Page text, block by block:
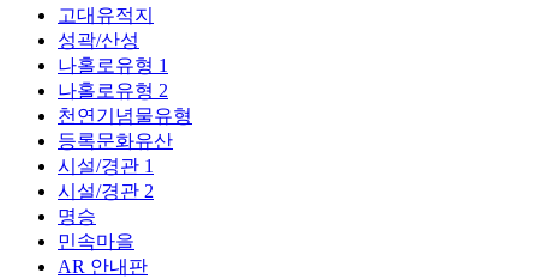
고대유적지
성곽/산성
나홀로유형 1
나홀로유형 2
천연기념물유형
등록문화유산
시설/경관 1
시설/경관 2
명승
민속마을
AR 안내판